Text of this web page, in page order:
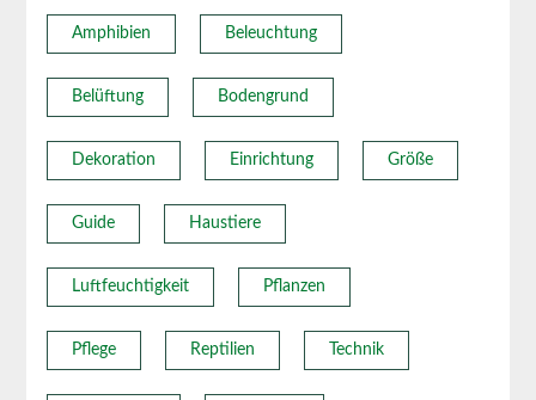
Amphibien Beleuchtung
Belüftung Bodengrund
Dekoration Einrichtung Größe
Guide Haustiere
Luftfeuchtigkeit Pflanzen
Pflege Reptilien Technik